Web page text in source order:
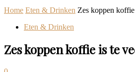
Home Eten & Drinken Zes koppen
Eten & Drinken
Zes koppen koffie is te